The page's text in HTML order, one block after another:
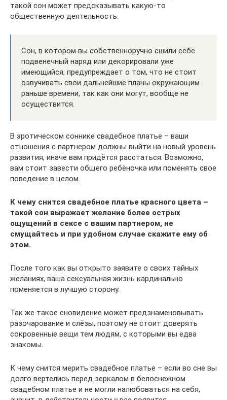
такой сон может предсказывать какую-то
общественную деятельность.
Сон, в котором вы собственноручно сшили себе
подвенечный наряд или декорировали уже
имеющийся, предупреждает о том, что не стоит
озвучивать свои дальнейшие планы окружающим
раньше времени, так как они могут, вообще не
осуществится.
В эротическом соннике свадебное платье – ваши
отношения с партнером должны выйти на новый уровень
развития, иначе вам придётся расстаться. Возможно,
вам стоит завести общего ребёночка или поменять свое
поведение в целом.
К чему снится свадебное платье красного цвета –
такой сон выражает желание более острых
ощущений в сексе с вашим партнером, не
смущайтесь и при удобном случае скажите ему об
этом.
После того как вы открыто заявите о своих тайных
желаниях, ваша сексуальная жизнь кардинально
поменяется в лучшую сторону.
Так же такое сновидение может предзнаменовывать
разочарование и слёзы, поэтому не стоит доверять
сокровенные вещи тем людям, с которыми вы едва
знакомы.
К чему снится мерить свадебное платье – если во сне вы
долго вертелись перед зеркалом в белоснежном
свадебном платье и не могли налюбоваться на себя,